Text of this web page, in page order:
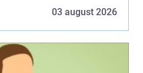
service. In...03 august 2026